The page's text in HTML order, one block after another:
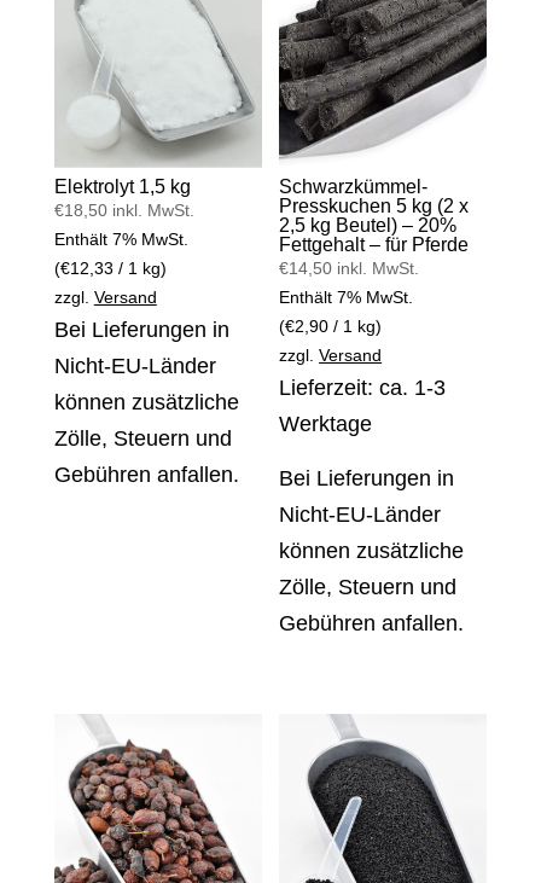
Elektrolyt 1,5 kg
€18,50 inkl. MwSt.
Enthält 7% MwSt.
(€12,33 / 1 kg)
zzgl. Versand
Bei Lieferungen in
Nicht-EU-Länder
können zusätzliche
Zölle, Steuern und
Gebühren anfallen.
Schwarzkümmel-
Presskuchen 5 kg (2 x
2,5 kg Beutel) – 20%
Fettgehalt – für Pferde
€14,50 inkl. MwSt.
Enthält 7% MwSt.
(€2,90 / 1 kg)
zzgl.Versand
Lieferzeit: ca. 1-3
Werktage
Bei Lieferungen in
Nicht-EU-Länder
können zusätzliche
Zölle, Steuern und
Gebühren anfallen.